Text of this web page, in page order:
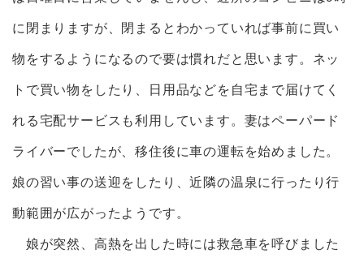
に閉まりますが、閉まるとわかっていれば事前に買い
物をするようになるので要は慣れだと思います。ネッ
トで買い物をしたり、日用品などを自宅まで届けてく
れる宅配サービスも利用しています。妻はペーパード
ライバーでしたが、移住後に車の運転を始めました。
娘の習い事の送迎をしたり、近隣の温泉に行ったり行
動範囲が広がったようです。
娘が突然、高熱を出した時には救急車を呼びました